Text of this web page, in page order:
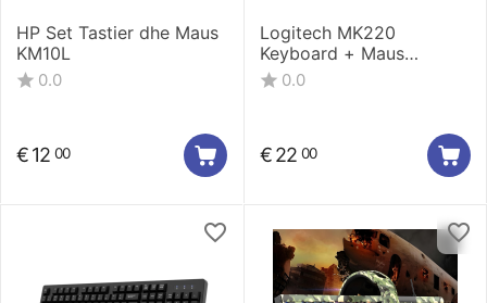
HP Set Tastier dhe Maus
KM10L
0.0
€12 00
Logitech MK220
Keyboard + Maus
Wireless Combo
0.0
€22 00